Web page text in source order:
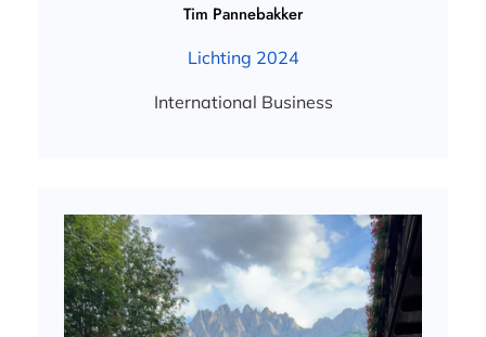
Tim Pannebakker
Lichting 2024
International Business